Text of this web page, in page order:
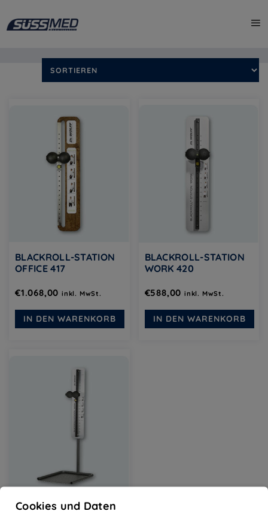
BLACKROLL-STATION
OFFICE 417
€1.068,00 inkl. MwSt.
IN DEN WARENKORB
BLACKROLL-STATION
WORK 420
€588,00 inkl. MwSt.
IN DEN WARENKORB
BLACKROLL-STATION
Cookies und Daten